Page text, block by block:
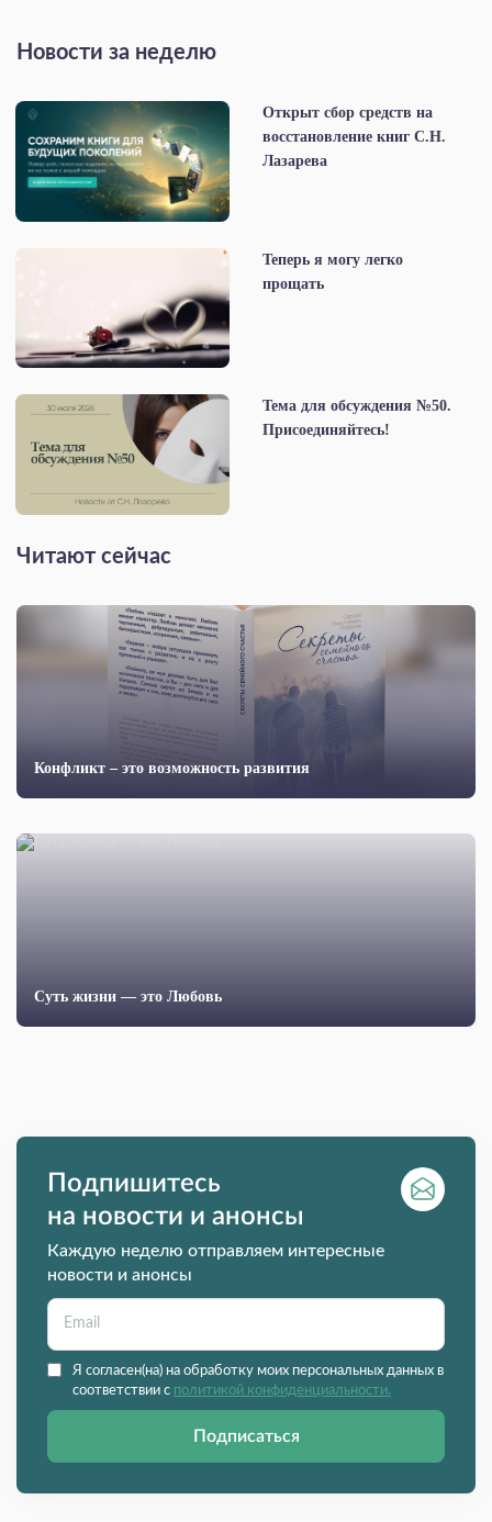
Новости за неделю
Открыт сбор средств на
восстановление книг С.Н.
Лазарева
Теперь я могу легко
прощать
Тема для обсуждения №50.
Присоединяйтесь!
Читают сейчас
Конфликт – это возможность развития
Суть жизни — это Любовь
Подпишитесь
на новости и анонсы
Каждую неделю отправляем интересные
новости и анонсы
Я согласен(на) на обработку моих персональных данных в
соответствии с политикой конфиденциальности.
Подписаться